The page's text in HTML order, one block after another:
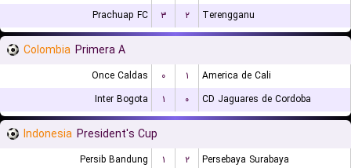
Prachuap FC
۳ ۲ Terengganu
Colombia Primera A
Once Caldas ۰ ۱
America de Cali
Inter Bogota
۱ ۰ CD Jaguares de Cordoba
Indonesia President's Cup
Persib Bandung ۱ ۲
Persebaya Surabaya